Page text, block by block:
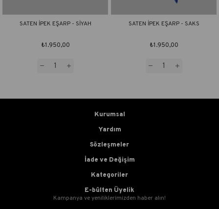
SATEN İPEK EŞARP - SİYAH
₺1.950,00
SATEN İPEK EŞARP - SAKS
₺1.950,00
Kurumsal
Yardım
Sözleşmeler
İade ve Değişim
Kategoriler
E-bülten Üyelik
Kampanya ve yeniliklerimizden haber alın!